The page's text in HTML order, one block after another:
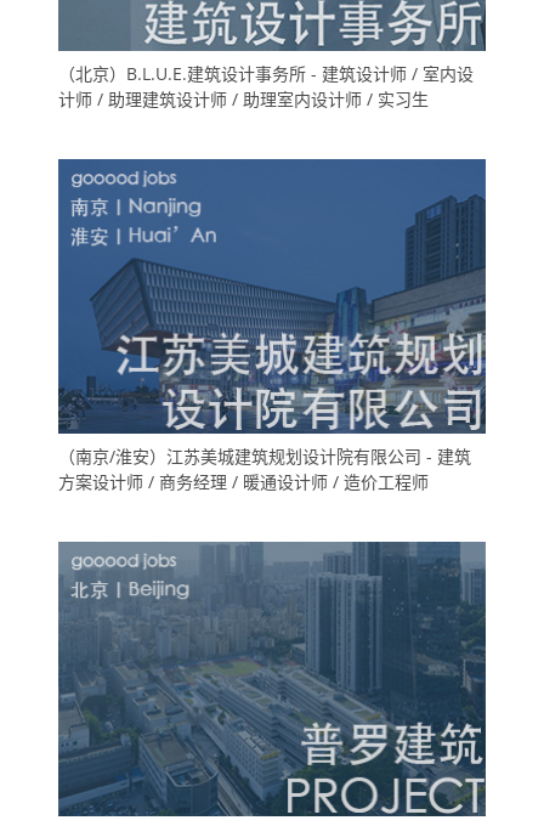
（北京）B.L.U.E.建筑设计事务所 - 建筑设计师 / 室内设
计师 / 助理建筑设计师 / 助理室内设计师 / 实习生
（南京/淮安）江苏美城建筑规划设计院有限公司 - 建筑
方案设计师 / 商务经理 / 暖通设计师 / 造价工程师